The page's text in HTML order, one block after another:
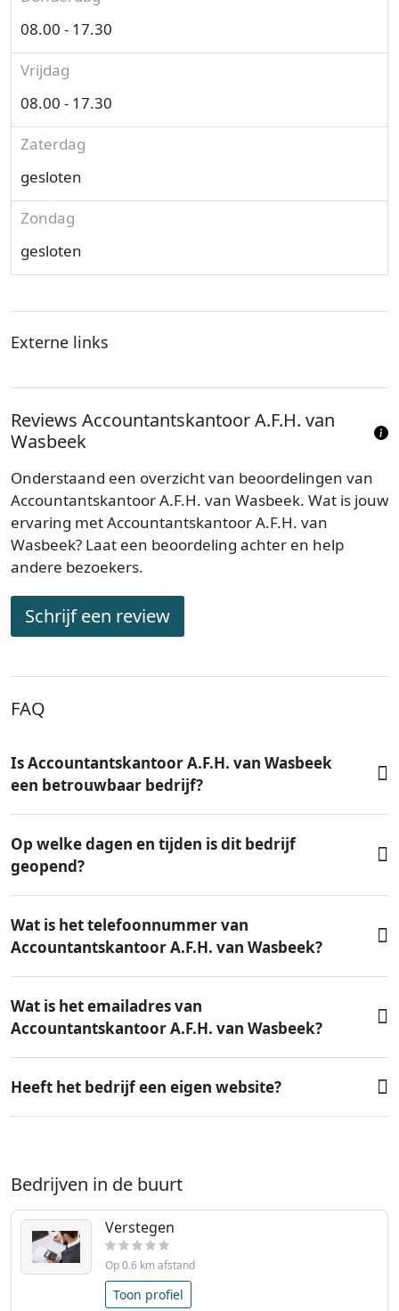
08.00 - 17.30
Vrijdag
08.00 - 17.30
Zaterdag
gesloten
Zondag
gesloten
Externe links
Reviews Accountantskantoor A.F.H. van
Wasbeek
Onderstaand een overzicht van beoordelingen van
Accountantskantoor A.F.H. van Wasbeek. Wat is jouw
ervaring met Accountantskantoor A.F.H. van
Wasbeek? Laat een beoordeling achter en help
andere bezoekers.
Schrijf een review
FAQ
Is Accountantskantoor A.F.H. van Wasbeek
een betrouwbaar bedrijf?
Op welke dagen en tijden is dit bedrijf
geopend?
Wat is het telefoonnummer van
Accountantskantoor A.F.H. van Wasbeek?
Wat is het emailadres van
Accountantskantoor A.F.H. van Wasbeek?
Heeft het bedrijf een eigen website?
Bedrijven in de buurt
Verstegen
Op 0.6 km afstand
Toon profiel